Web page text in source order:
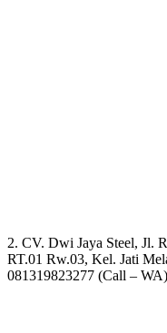
2. CV. Dwi Jaya Steel, Jl.
RT.01 Rw.03, Kel. Jati
081319823277 (Call – WA)